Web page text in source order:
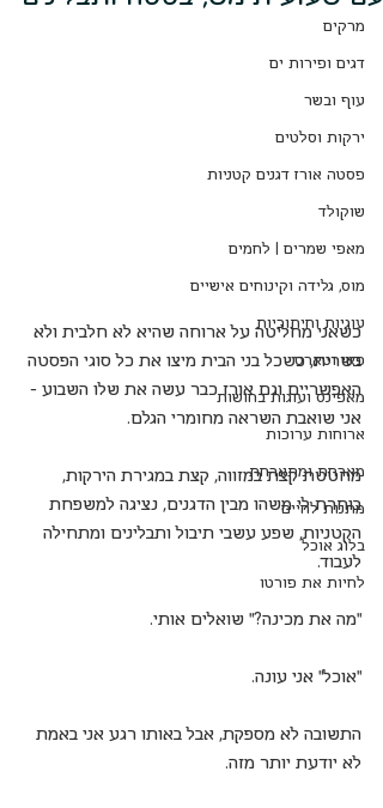
מרקים
דגים ופירות ים
עוף ובשר
ירקות וסלטים
פסטה אורז דגנים קטניות
שוקולד
מאפי שמרים | לחמים
מוס, גלידה וקינוחים אישיים
עוגיות וחיתוכיות
פאי וטארט
מאפינס ועוגות בחושות
ארוחות ערוכות
מארחת ומתארחת
מתנות לחיים
בלוג אוכל
לחיות את פורטו
כשאני מחליטה על ארוחה שהיא לא חלבית ולא
בשרית, כשכל בני הבית מיצו את כל סוגי הפסטה
האפשריים וגם אורז כבר עשה את שלו השבוע –
אני שואבת השראה מחומרי הגלם.
מחטטת קצת במזווה, קצת במגירת הירקות,
בוחרת לי משהו מבין הדגנים, נציגה למשפחת
הקטניות, שפע עשבי תיבול ותבלינים ומתחילה
לעבוד.
“מה את מכינה?” שואלים אותי.
“אוכל” אני עונה.
התשובה לא מספקת, אבל באותו רגע אני באמת
לא יודעת יותר מזה.